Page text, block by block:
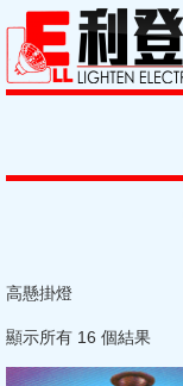
高懸掛燈
顯示所有 16 個結果